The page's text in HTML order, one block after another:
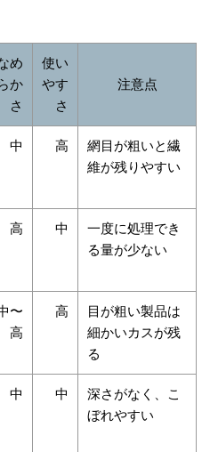
め
か
さ
使い
やす
さ
注意点
中 高
網目が粗いと繊
維が残りやすい
高 中
一度に処理でき
る量が少ない
〜
高
高
目が粗い製品は
細かいカスが残
る
中 中
深さがなく、こ
ぼれやすい